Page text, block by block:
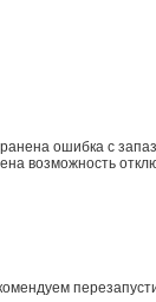
ошибка с
возможность